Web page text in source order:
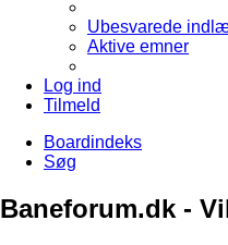
Ubesvarede
Aktive emner
Log ind
Tilmeld
Boardindeks
Søg
Baneforum.dk -